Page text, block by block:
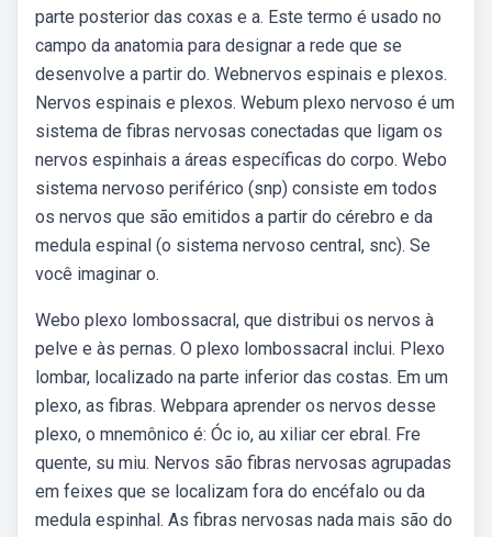
parte posterior das coxas e a. Este termo é usado no
campo da anatomia para designar a rede que se
desenvolve a partir do. Webnervos espinais e plexos.
Nervos espinais e plexos. Webum plexo nervoso é um
sistema de fibras nervosas conectadas que ligam os
nervos espinhais a áreas específicas do corpo. Webo
sistema nervoso periférico (snp) consiste em todos
os nervos que são emitidos a partir do cérebro e da
medula espinal (o sistema nervoso central, snc). Se
você imaginar o.
Webo plexo lombossacral, que distribui os nervos à
pelve e às pernas. O plexo lombossacral inclui. Plexo
lombar, localizado na parte inferior das costas. Em um
plexo, as fibras. Webpara aprender os nervos desse
plexo, o mnemônico é: Óc io, au xiliar cer ebral. Fre
quente, su miu. Nervos são fibras nervosas agrupadas
em feixes que se localizam fora do encéfalo ou da
medula espinhal. As fibras nervosas nada mais são do